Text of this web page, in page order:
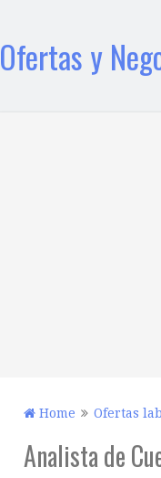
Ofertas y
Home Ofertas
Analista de